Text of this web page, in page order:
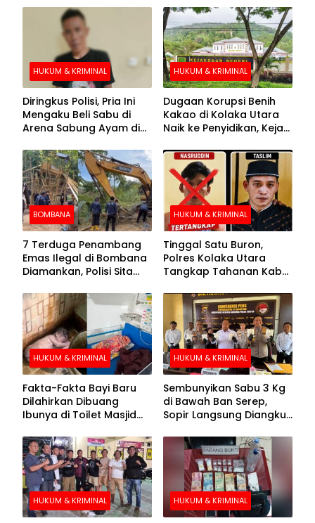
HUKUM & KRIMINAL
Diringkus Polisi, Pria Ini
Mengaku Beli Sabu di
Arena Sabung Ayam di
HUKUM & KRIMINAL
Dugaan Korupsi Benih
Kakao di Kolaka Utara
Naik ke Penyidikan, Kejari
BOMBANA
7 Terduga Penambang
Emas Ilegal di Bombana
Diamankan, Polisi Sita
Crusher
HUKUM & KRIMINAL
Tinggal Satu Buron,
Polres Kolaka Utara
Tangkap Tahanan Kabur
Pengejaran
HUKUM & KRIMINAL
Fakta-Fakta Bayi Baru
Dilahirkan Dibuang
Ibunya di Toilet Masjid
HUKUM & KRIMINAL
Sembunyikan Sabu 3 Kg
di Bawah Ban Serep,
Sopir Langsung Diangkut
HUKUM & KRIMINAL HUKUM & KRIMINAL